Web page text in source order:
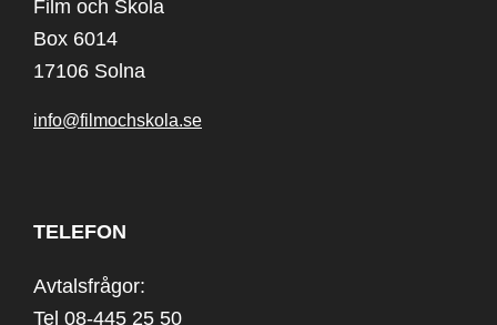
Film och Skola
Box 6014
17106 Solna
info@filmochskola.se
TELEFON
Avtalsfrågor:
Tel 08-445 25 50